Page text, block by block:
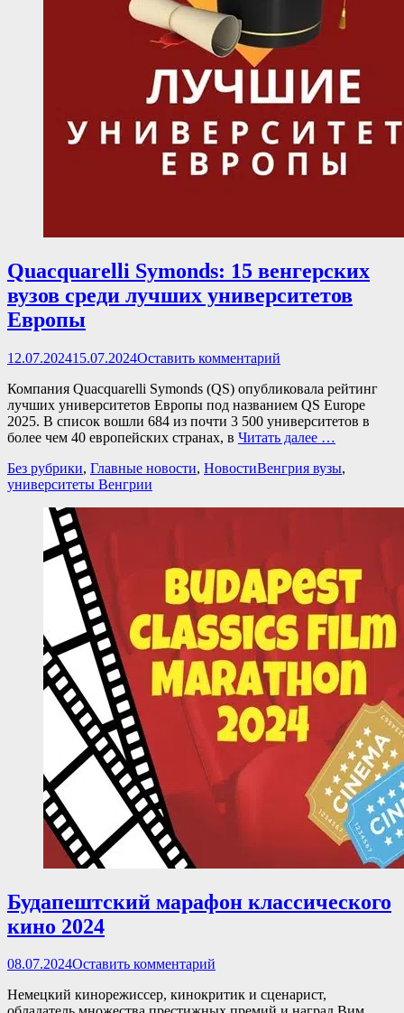
Quacquarelli Symonds: 15 венгерских
вузов среди лучших университетов
Европы
Опубликовано
12.07.202415.07.2024Оставить комментарий
Компания Quacquarelli Symonds (QS) опубликовала рейтинг
лучших университетов Европы под названием QS Europe
2025. В список вошли 684 из почти 3 500 университетов в
более чем 40 европейских странах, в Читать далее …
Категории
Без рубрики, Главные новости, НовостиТеги
Венгрия вузы,
университеты Венгрии
Будапештский марафон классического
кино 2024
Опубликовано
08.07.2024Оставить комментарий
Немецкий кинорежиссер, кинокритик и сценарист,